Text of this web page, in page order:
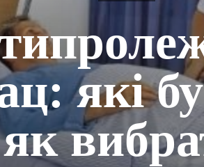
які
як